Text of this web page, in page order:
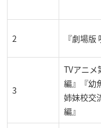
2 『劇場版
3
TVアニメ
編』『幼
姉妹校交
編』